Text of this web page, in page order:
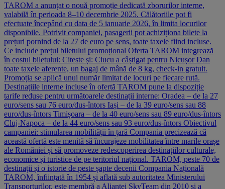
TAROM a anunțat o nouă promoție dedicată zborurilor interne,
valabilă în perioada 8–10 decembrie 2025. Călătoriile pot fi
efectuate începând cu data de 5 ianuarie 2026, în limita locurilor
disponibile. Potrivit companiei, pasagerii pot achiziționa bilete la
prețuri pornind de la 27 de euro pe sens, toate taxele fiind incluse.
Ce include prețul biletului promoțional Oferta TAROM integrează
în costul biletului: Citește și: Ciucu a câștigat pentru Nicușor Dan
toate taxele aferente, un bagaj de mână de 8 kg, check-in gratuit.
Promoția se aplică unui număr limitat de locuri pe fiecare rută.
Destinațiile interne incluse în ofertă TAROM pune la dispoziție
tarife reduse pentru următoarele destinații interne: Oradea – de la 27
euro/sens sau 76 euro/dus-întors Iași – de la 39 euro/sens sau 88
euro/dus-întors Timișoara – de la 40 euro/sens sau 89 euro/dus-întors
Cluj-Napoca – de la 44 euro/sens sau 93 euro/dus-întors Obiectivul
campaniei: stimularea mobilității în țară Compania precizează că
această ofertă este menită să încurajeze mobilitatea între marile orașe
ale României și să promoveze redescoperirea destinațiilor culturale,
economice și turistice de pe teritoriul național. TAROM, peste 70 de
destinații și o istorie de peste șapte decenii Compania Națională
TAROM, înființată în 1954 și aflată sub autoritatea Ministerului
Transporturilor, este membră a Alianței SkyTeam din 2010 și a